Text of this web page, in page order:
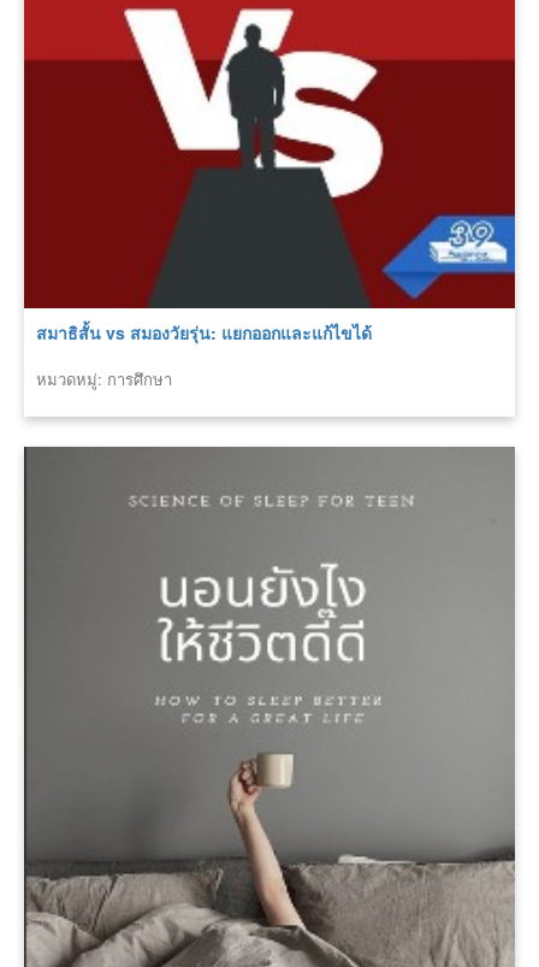
สมาธิสั้น vs สมองวัยรุ่น: แยกออกและแก้ไขได้
หมวดหมู่: การศึกษา